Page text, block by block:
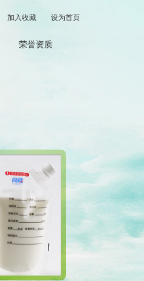
加入收藏 设为首页
荣誉资质